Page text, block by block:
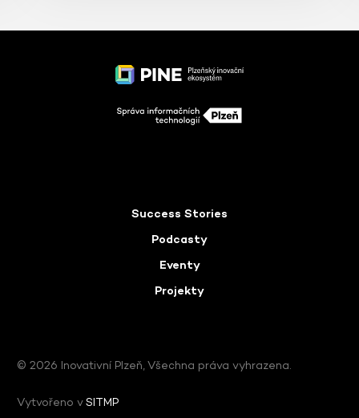
Success Stories
Podcasty
Eventy
Projekty
© 2026 Inovativní Plzeň, Všechna práva vyhrazena.
Vytvořeno vSITMP